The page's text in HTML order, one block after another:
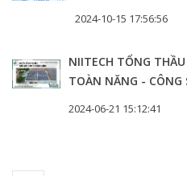
2024-10-15 17:56:56
NIITECH TỔNG
TOÀN NĂNG - CÔNG
2024-06-21 15:12:41